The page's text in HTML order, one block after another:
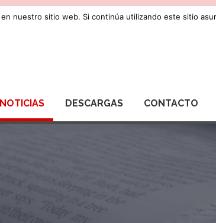
NOTICIAS DESCARGAS CONTACTO
nuestro sitio web. Si continúa utilizando este sitio